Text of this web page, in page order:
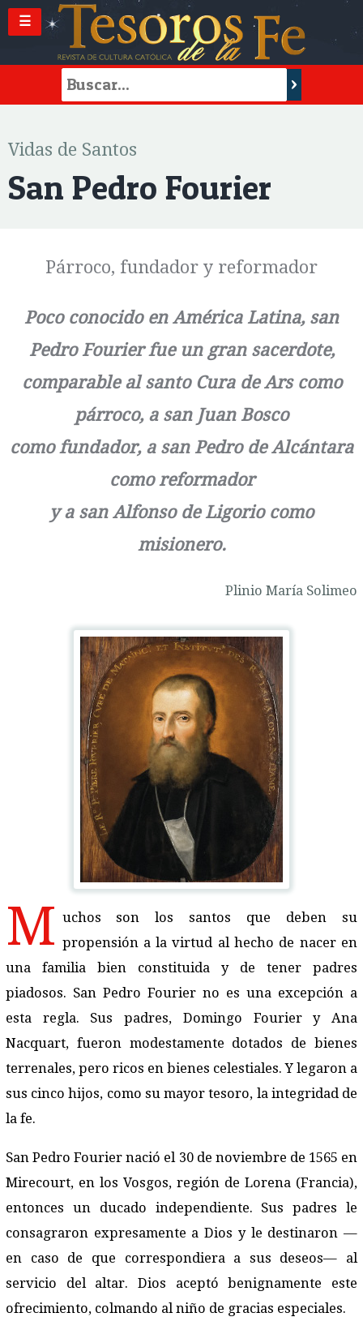
☰
Vidas de Santos
San Pedro Fourier
Párroco, fundador y reformador
Poco conocido en América Latina, san
Pedro Fourier fue un gran sacerdote,
comparable al santo Cura de Ars como
párroco, a san Juan Bosco
como fundador, a san Pedro de Alcántara
como reformador
y a san Alfonso de Ligorio como
misionero.
Plinio María Solimeo
M uchos son los santos que deben su
propensión a la virtud al hecho de nacer en
una familia bien constituida y de tener padres
piadosos. San Pedro Fourier no es una excepción a
esta regla. Sus padres, Domingo Fourier y Ana
Nacquart, fueron modestamente dotados de bienes
terrenales, pero ricos en bienes celestiales. Y legaron a
sus cinco hijos, como su mayor tesoro, la integridad de
la fe.
San Pedro Fourier nació el 30 de noviembre de 1565 en
Mirecourt, en los Vosgos, región de Lorena (Francia),
entonces un ducado independiente. Sus padres le
consagraron expresamente a Dios y le destinaron —
en caso de que correspondiera a sus deseos— al
servicio del altar. Dios aceptó benignamente este
ofrecimiento, colmando al niño de gracias especiales.